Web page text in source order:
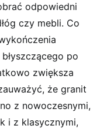
odpowiedni
czy mebli. Co
po
zwiększa
że granit
z nowoczesnymi,
i z klasycznymi,